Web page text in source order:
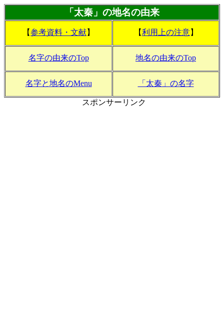
「太秦」の地名の由来
【参考資料・文献】 【利用上の注意】
名字の由来のTop 地名の由来のTop
名字と地名のMenu 「太秦」の名字
スポンサーリンク